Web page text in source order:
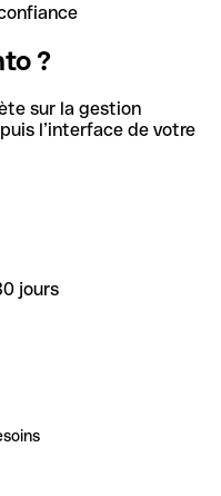
?
sur la gestion
l’interface de votre
jours